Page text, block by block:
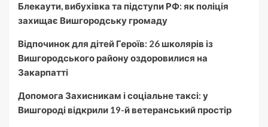
Блекаути, вибухівка та підступи РФ: як поліція
захищає Вишгородську громаду
Відпочинок для дітей Героїв: 26 школярів із
Вишгородського району оздоровилися на
Закарпатті
Допомога Захисникам і соціальне таксі: у
Вишгороді відкрили 19-й ветеранський простір